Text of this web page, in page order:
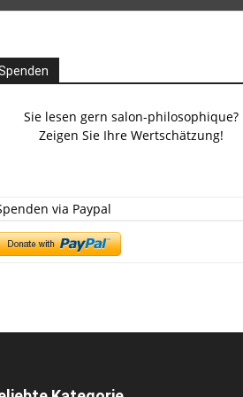
Sie lesen gern salon-philosophique?
Zeigen Sie Ihre Wertschätzung!
via Paypal